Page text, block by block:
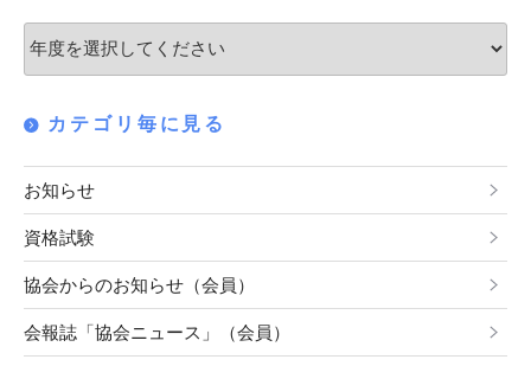
ョ
ン
カテゴリ毎に見る
お知らせ
資格試験
協会からのお知らせ（会員）
会報誌「協会ニュース」（会員）